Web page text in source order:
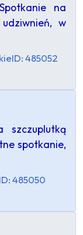
na
w
ID: 485052
szczuplutką
spotkanie,
ID: 485050